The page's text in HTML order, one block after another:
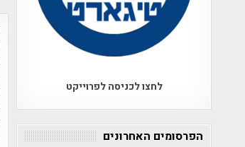
לחצו לכניסה לפרוייקט
הפרסומים האחרונים